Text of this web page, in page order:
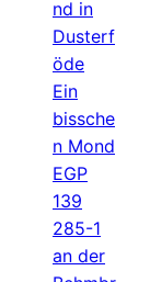
nd in
Dusterf
öde
Ein
bissche
n Mond
EGP
139
285-1
an der